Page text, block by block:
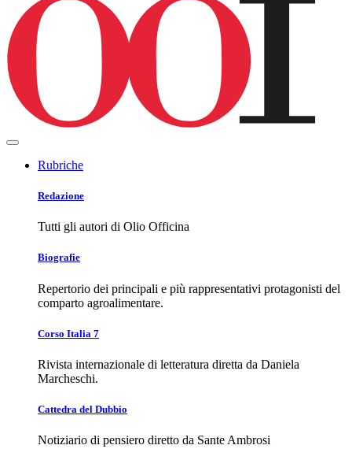
Rubriche
Redazione
Tutti gli autori di Olio Officina
Biografie
Repertorio dei principali e più rappresentativi protagonisti del
comparto agroalimentare.
Corso Italia 7
Rivista internazionale di letteratura diretta da Daniela
Marcheschi.
Cattedra del Dubbio
Notiziario di pensiero diretto da Sante Ambrosi